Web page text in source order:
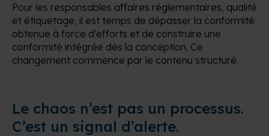
Pour les responsables affaires réglementaires, qualité
et étiquetage, il est temps de dépasser la conformité
obtenue à force d’efforts et de construire une
conformité intégrée dès la conception. Ce
changement commence par le contenu structuré.
Le chaos n’est pas un processus.
C’est un signal d’alerte.